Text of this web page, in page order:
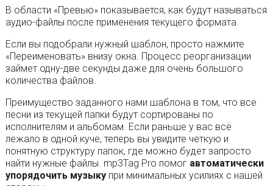
В области «Превью» показывается, как будут называться
аудио-файлы после применения текущего формата.
Если вы подобрали нужный шаблон, просто нажмите
«Переименовать» внизу окна. Процесс реорганизации
займет одну-две секунды даже для очень большого
количества файлов.
Преимущество заданного нами шаблона в том, что все
песни из текущей папки будут сортированы по
исполнителям и альбомам. Если раньше у вас всё
лежало в одной куче, теперь вы увидите четкую и
понятную структуру папок, где можно будет запросто
найти нужные файлы. mp3Tag Pro помог автоматически
упорядочить музыкупри минимальных усилиях с нашей